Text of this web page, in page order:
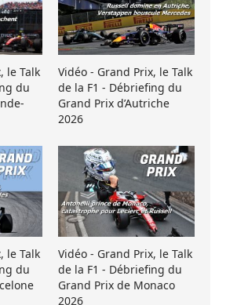
le Talk
du
Vidéo - Grand Prix, le Talk
de la F1 - Débriefing du
Grand Prix d’Autriche
2026
le Talk
du
Vidéo - Grand Prix, le Talk
de la F1 - Débriefing du
Grand Prix de Monaco
2026